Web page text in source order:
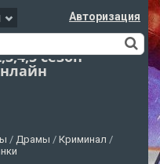
Авторизация
сезон
/ Драмы / Криминал /